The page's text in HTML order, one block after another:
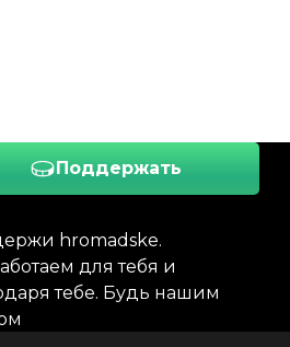
Поддержать
hromadske.
для тебя и
тебе. Будь нашим